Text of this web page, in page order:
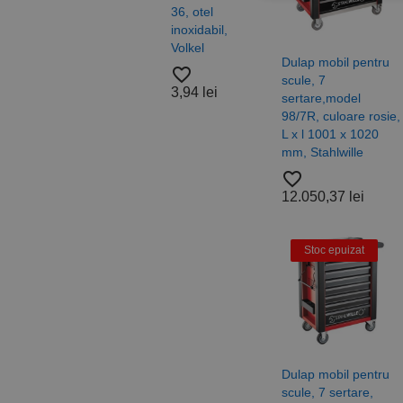
36, otel
inoxidabil,
Volkel
favorite_border
3,94 lei
otel,
Nylon,
favorite_border
Dulap mobil pentru
scule, 7
sertare,model
98/7R, culoare rosie,
L x l 1001 x 1020
mm, Stahlwille
favorite_border
12.050,37 lei
Stoc epuizat
Dulap mobil pentru
scule, 7 sertare,
Cookie-urile strict
contului. Site-ul web
Nume
CookieScriptConsent
PHPSESSID
Nume
_ga
Nume
uuid
Nume
PrestaShop-